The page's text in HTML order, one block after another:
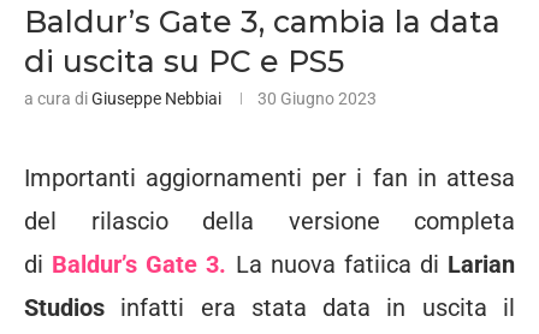
Baldur’s Gate 3, cambia la data
di uscita su PC e PS5
a cura diGiuseppe Nebbiai 30 Giugno 2023
Importanti aggiornamenti per i fan in attesa
del rilascio della versione completa
di Baldur’s Gate 3. La nuova fatiica di Larian
Studios infatti era stata data in uscita il